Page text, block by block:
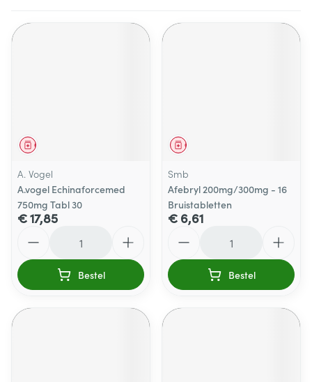
Geneesmiddel
A. Vogel
A.vogel Echinaforcemed
750mg Tabl 30
€ 17,85
Bestel
Geneesmiddel
Smb
Afebryl 200mg/300mg - 16
Bruistabletten
€ 6,61
Bestel